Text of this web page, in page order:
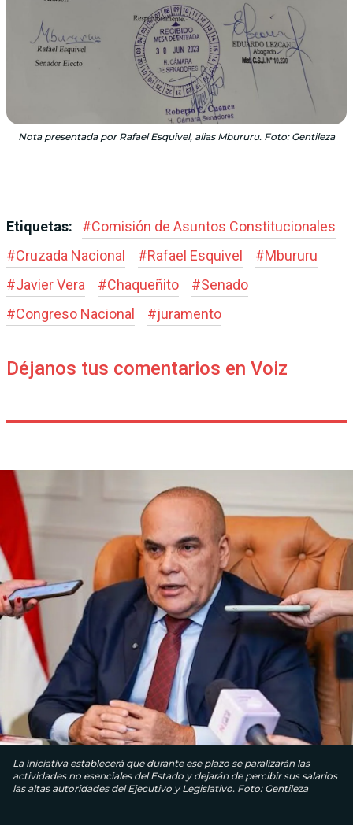
Nota presentada por Rafael Esquivel, alias Mbururu. Foto: Gentileza
Etiquetas: #Comisión de Asuntos Constitucionales
#Cruzada Nacional #Rafael Esquivel #Mbururu
#Javier Vera #Chaqueñito #Senado
#Congreso Nacional #juramento
Déjanos tus comentarios en Voiz
La iniciativa establecerá que durante ese plazo se paralizarán las
actividades no esenciales del Estado y dejarán de percibir sus salarios
las altas autoridades del Ejecutivo y Legislativo. Foto: Gentileza